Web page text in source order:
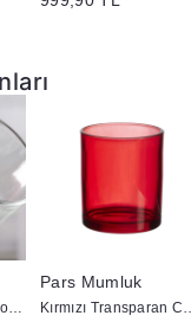
Düz Cam Bardak - Doluma Uygun
Pars Mumluk
Kırmızı Transparan